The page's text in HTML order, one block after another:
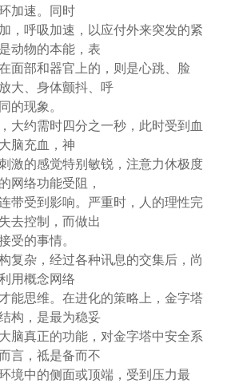
加速。同时
，呼吸加速，以应付外来突发的紧
动物的本能，表
面部和器官上的，则是心跳、脸
大、身体颤抖、呼
的现象。
大约需时四分之一秒，此时受到血
脑充血，神
激的感觉特别敏锐，注意力休极度
网络功能受阻，
带受到影响。严重时，人的理性完
去控制，而做出
受的事情。
复杂，经过各种讯息的交集后，尚
用概念网络
能思维。在进化的策略上，金字塔
构，是最为稳妥
脑真正的功能，对金字塔中安全系
言，祗是备而不
境中的侧面或顶端，受到压力最